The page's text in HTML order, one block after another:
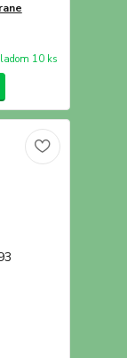
10 ks